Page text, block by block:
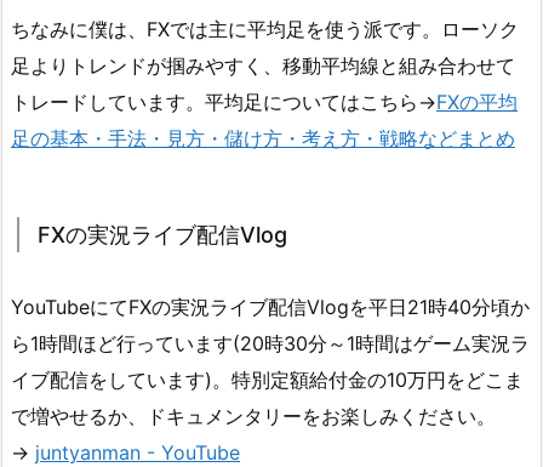
ちなみに僕は、FXでは主に平均足を使う派です。ローソク
足よりトレンドが掴みやすく、移動平均線と組み合わせて
トレードしています。平均足についてはこちら→FXの平均
足の基本・手法・見方・儲け方・考え方・戦略などまとめ
FXの実況ライブ配信Vlog
YouTubeにてFXの実況ライブ配信Vlogを平日21時40分頃か
ら1時間ほど行っています(20時30分～1時間はゲーム実況ラ
イブ配信をしています)。特別定額給付金の10万円をどこま
で増やせるか、ドキュメンタリーをお楽しみください。
→ juntyanman - YouTube